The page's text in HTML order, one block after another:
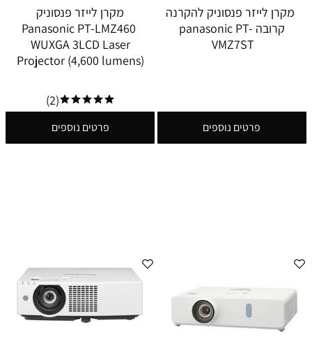
מקרן לייזר פנסוניק להקרנה
קרובה panasonic PT-
VMZ7ST
פרטים נוספים
מקרן לייזר פנסוניק
Panasonic PT-LMZ460
WUXGA 3LCD Laser
Projector (4,600 lumens)
(2)
פרטים נוספים